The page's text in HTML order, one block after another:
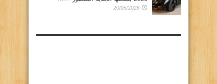
20/05/2026